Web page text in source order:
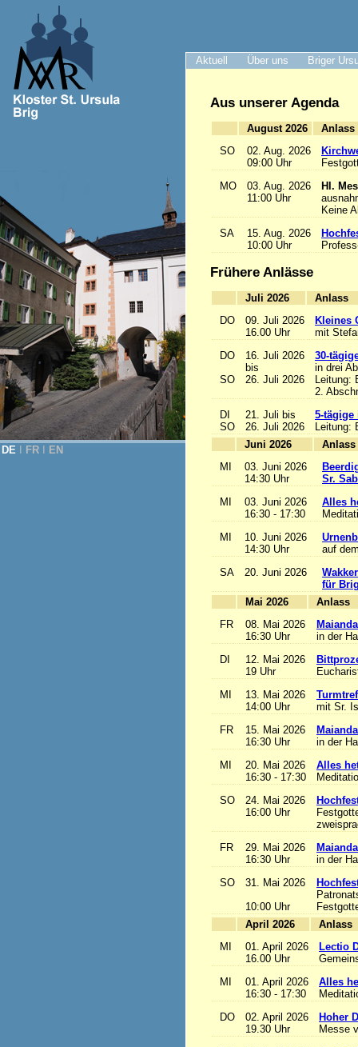
Aktuell Über uns Briger
DE FR EN
Aus unserer Agenda
August 2026
SO
02. Aug. 2026
09:00 Uhr
MO
03. Aug. 2026
11:00 Uhr
Hl.
Keine
SA
15. Aug. 2026
10:00 Uhr
Frühere Anlässe
Juli 2026
DO
09. Juli 2026
16.00 Uhr
Kleines
mit
DO
SO
16. Juli 2026
bis
26. Juli 2026
30-
in drei
Leitung:
2.
DI
SO
21. Juli bis
26. Juli 2026
5-
Leitung:
Juni 2026
MI
03. Juni 2026
14:30 Uhr
Sr.
MI
03. Juni 2026
16:30 - 17:30
Alles
MI
10. Juni 2026
14:30 Uhr
auf
SA
20. Juni 2026
für
Mai 2026
FR
08. Mai 2026
16:30 Uhr
in der
DI
12. Mai 2026
19 Uhr
MI
13. Mai 2026
14:00 Uhr
mit Sr.
FR
15. Mai 2026
16:30 Uhr
in der
MI
20. Mai 2026
16:30 - 17:30
Alles
SO
24. Mai 2026
16:00 Uhr
FR
29. Mai 2026
16:30 Uhr
in der
SO
31. Mai 2026
10:00 Uhr
April 2026
MI
01. April 2026
16.00 Uhr
Lectio
MI
01. April 2026
16:30 - 17:30
Alles
DO
02. April 2026
19.30 Uhr
Hoher
Messe